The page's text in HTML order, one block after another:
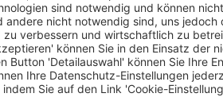
von
entwickelt IDeaS
Verantwortliche mit
sie vertrauen können. Mit